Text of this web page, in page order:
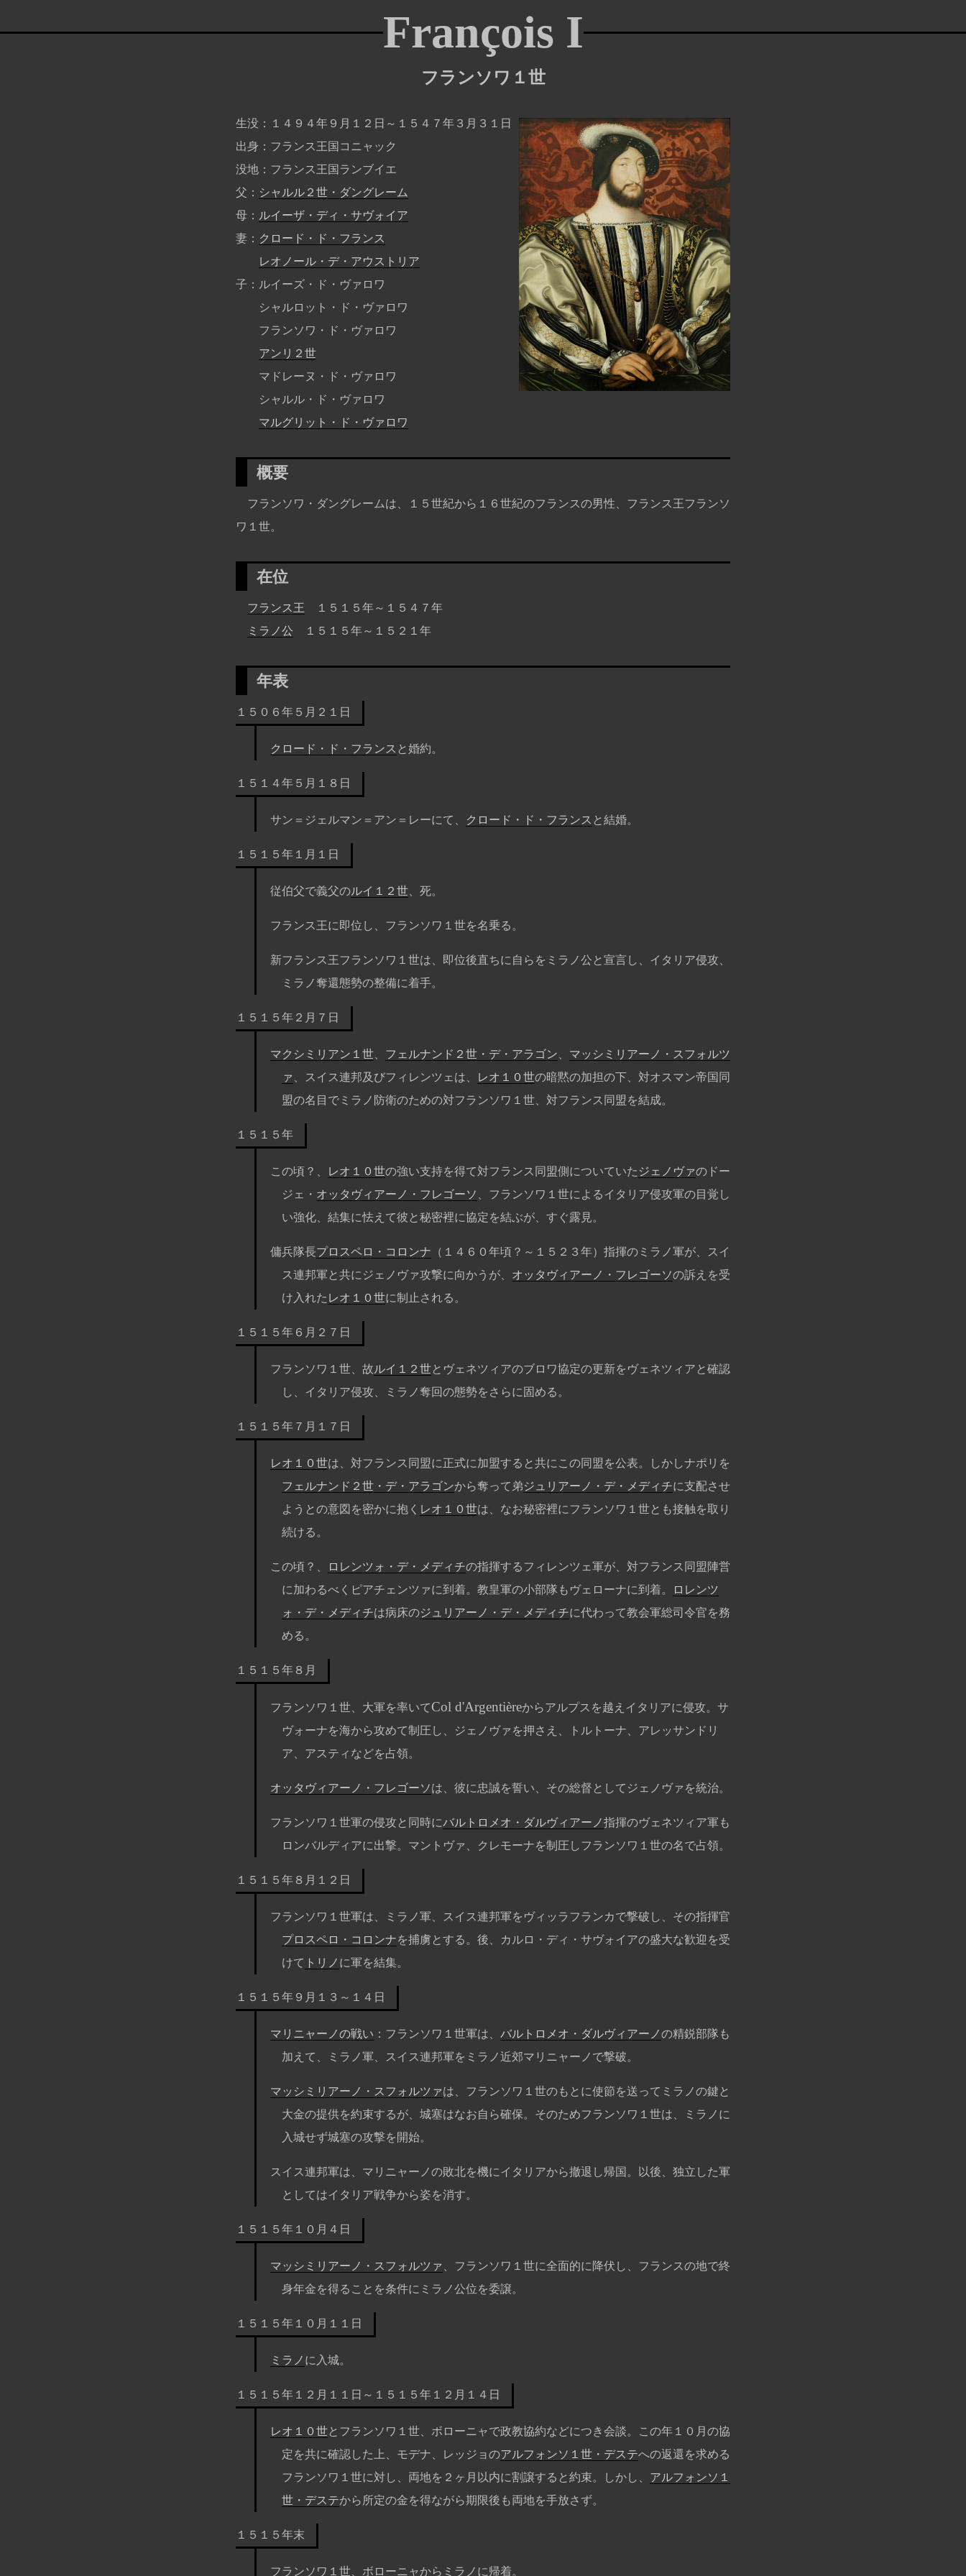
François I
フランソワ１世
生没
１４９４年９月１２日～１５４７年３月３１日
出身
フランス王国コニャック
没地
フランス王国ランブイエ
父
シャルル２世・ダングレーム
母
ルイーザ・ディ・サヴォイア
妻
クロード・ド・フランス
レオノール・デ・アウストリア
子
ルイーズ・ド・ヴァロワ
シャルロット・ド・ヴァロワ
フランソワ・ド・ヴァロワ
アンリ２世
マドレーヌ・ド・ヴァロワ
シャルル・ド・ヴァロワ
マルグリット・ド・ヴァロワ
概要
フランソワ・ダングレームは、１５世紀から１６世紀のフランスの男性、フランス王フランソ
ワ１世。
在位
フランス王 １５１５年～１５４７年
ミラノ公 １５１５年～１５２１年
年表
１５０６年５月２１日
クロード・ド・フランス と婚約。
１５１４年５月１８日
サン＝ジェルマン＝アン＝レーにて、 クロード・ド・フランス と結婚。
１５１５年１月１日
従伯父で義父のルイ１２世 、死。
フランス王に即位し、フランソワ１世を名乗る。
新フランス王フランソワ１世は、即位後直ちに自らをミラノ公と宣言し、イタリア侵攻、
ミラノ奪還態勢の整備に着手。
１５１５年２月７日
マクシミリアン１世 フェルナンド２世・デ・アラゴン
マッシミリアーノ・スフォルツ
ァ 、スイス連邦及びフィレンツェは、 レオ１０世の暗黙の加担の下、対オスマン帝国同
盟の名目でミラノ防衛のための対フランソワ１世、対フランス同盟を結成。
１５１５年
この頃？、 レオ１０世の強い支持を得て対フランス同盟側についていた ジェノヴァのドー
ジェ・ オッタヴィアーノ・フレゴーソ
、フランソワ１世によるイタリア侵攻軍の目覚し
い強化、結集に怯えて彼と秘密裡に協定を結ぶが、すぐ露見。
傭兵隊長プロスペロ・コロンナ （１４６０年頃？～１５２３年）指揮のミラノ軍が、スイ
ス連邦軍と共にジェノヴァ攻撃に向かうが、 オッタヴィアーノ・フレゴーソの訴えを受
け入れた レオ１０世に制止される。
１５１５年６月２７日
フランソワ１世、故ルイ１２世とヴェネツィアのブロワ協定の更新をヴェネツィアと確認
し、イタリア侵攻、ミラノ奪回の態勢をさらに固める。
１５１５年７月１７日
レオ１０世は、対フランス同盟に正式に加盟すると共にこの同盟を公表。しかしナポリを
フェルナンド２世・デ・アラゴンから奪って弟ジュリアーノ・デ・メディチに支配させ
ようとの意図を密かに抱く レオ１０世は、なお秘密裡にフランソワ１世とも接触を取り
続ける。
この頃？、 ロレンツォ・デ・メディチの指揮するフィレンツェ軍が、対フランス同盟陣営
に加わるべくピアチェンツァに到着。教皇軍の小部隊もヴェローナに到着。
ロレンツ
ォ・デ・メディチは病床のジュリアーノ・デ・メディチに代わって教会軍総司令官を務
める。
１５１５年８月
フランソワ１世、大軍を率いてCol d'Argentièreからアルプスを越えイタリアに侵攻。サ
ヴォーナを海から攻めて制圧し、ジェノヴァを押さえ、トルトーナ、アレッサンドリ
ア、アスティなどを占領。
オッタヴィアーノ・フレゴーソは、彼に忠誠を誓い、その総督としてジェノヴァを統治。
フランソワ１世軍の侵攻と同時にバルトロメオ・ダルヴィアーノ指揮のヴェネツィア軍も
ロンバルディアに出撃。マントヴァ、クレモーナを制圧しフランソワ１世の名で占領。
１５１５年８月１２日
フランソワ１世軍は、ミラノ軍、スイス連邦軍をヴィッラフランカで撃破し、その指揮官
プロスペロ・コロンナを捕虜とする。後、カルロ・ディ・サヴォイアの盛大な歓迎を受
けて トリノ に軍を結集。
１５１５年９月１３～１４日
マリニャーノの戦い ：フランソワ１世軍は、 バルトロメオ・ダルヴィアーノの精鋭部隊も
加えて、ミラノ軍、スイス連邦軍をミラノ近郊マリニャーノで撃破。
マッシミリアーノ・スフォルツァは、フランソワ１世のもとに使節を送ってミラノの鍵と
大金の提供を約束するが、城塞はなお自ら確保。そのためフランソワ１世は、ミラノに
入城せず城塞の攻撃を開始。
スイス連邦軍は、マリニャーノの敗北を機にイタリアから撤退し帰国。以後、独立した軍
としてはイタリア戦争から姿を消す。
１５１５年１０月４日
マッシミリアーノ・スフォルツァ 、フランソワ１世に全面的に降伏し、フランスの地で終
身年金を得ることを条件にミラノ公位を委譲。
１５１５年１０月１１日
ミラノ に入城。
１５１５年１２月１１日～１５１５年１２月１４日
レオ１０世とフランソワ１世、ボローニャで政教協約などにつき会談。この年１０月の協
定を共に確認した上、モデナ、レッジョのアルフォンソ１世・デステへの返還を求める
フランソワ１世に対し、両地を２ヶ月以内に割譲すると約束。しかし、 アルフォンソ１
世・デステから所定の金を得ながら期限後も両地を手放さず。
１５１５年末
フランソワ１世、ボローニャからミラノに帰着。